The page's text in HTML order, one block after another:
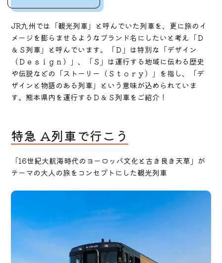
JR九州では「観光列車」と呼んでいた列車を、更に旅のイ
メージを膨らませるようなブランド名にしたいと考え「Ｄ
＆Ｓ列車」と呼んでいます。「Ｄ」は特別な「デザイン
（Ｄｅｓｉｇｎ）」、「Ｓ」は運行する地域に伝わる歴史
や伝説などの「ストーリー（Ｓｔｏｒｙ）」を指し、「デ
ザインと物語のある列車」という意味が込められていま
す。熊本県内を運行するＤ＆Ｓ列車をご紹介！
特急 A列車で行こう
「16世紀大航海時代のヨーロッパ文化と古き良き天草」が
テーマの大人の旅をコンセプトにした観光列車